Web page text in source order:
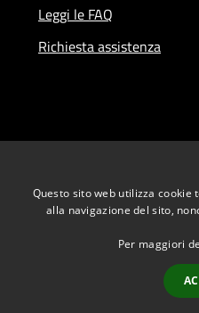
Leggi le FAQ
Richiesta assistenza
Questo sito web utilizza
alla navigazione del sito,
Per maggiori